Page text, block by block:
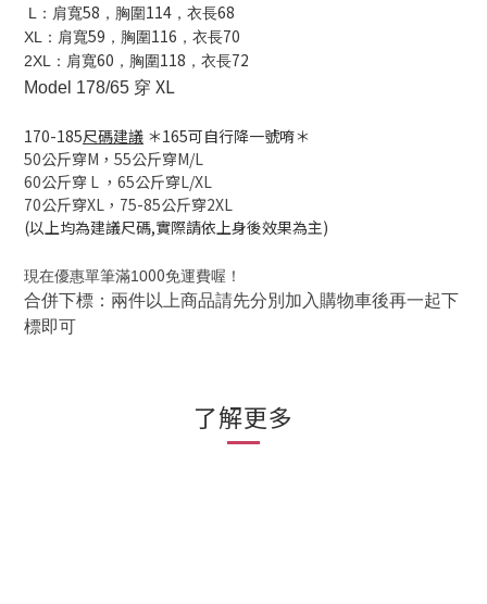
L ：肩寬58 ，胸圍114 ，衣長68
XL ：肩寬59 ，胸圍116 ，衣長70
2XL ：肩寬60 ，胸圍118 ，衣長72
Model 178/65 穿 XL
170-185尺碼建議 ＊165可自行降一號唷＊
50公斤穿M， 55公斤穿M/L
60公斤穿 L ， 65公斤穿L/XL
70公斤穿XL， 75-85公斤穿2XL
(以上均為建議尺碼,實際請依上身後效果為主)
現在優惠單筆滿1000免運費喔！
合併下標：兩件以上商品請先分別加入購物車後再一起下
標即可
了解更多